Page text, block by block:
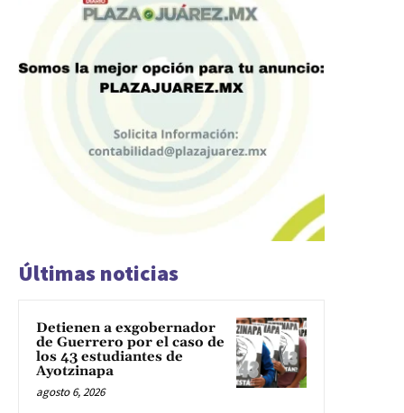
Últimas noticias
Detienen a exgobernador
de Guerrero por el caso de
los 43 estudiantes de
Ayotzinapa
agosto 6, 2026